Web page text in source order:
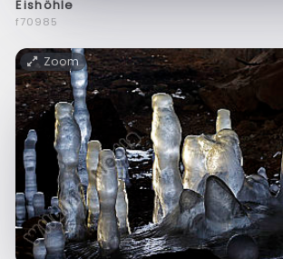
Eishöhle
f70985
Zoom